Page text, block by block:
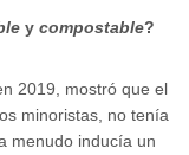
y compostable?
2019, mostró que el
minoristas, no tenía
menudo inducía un